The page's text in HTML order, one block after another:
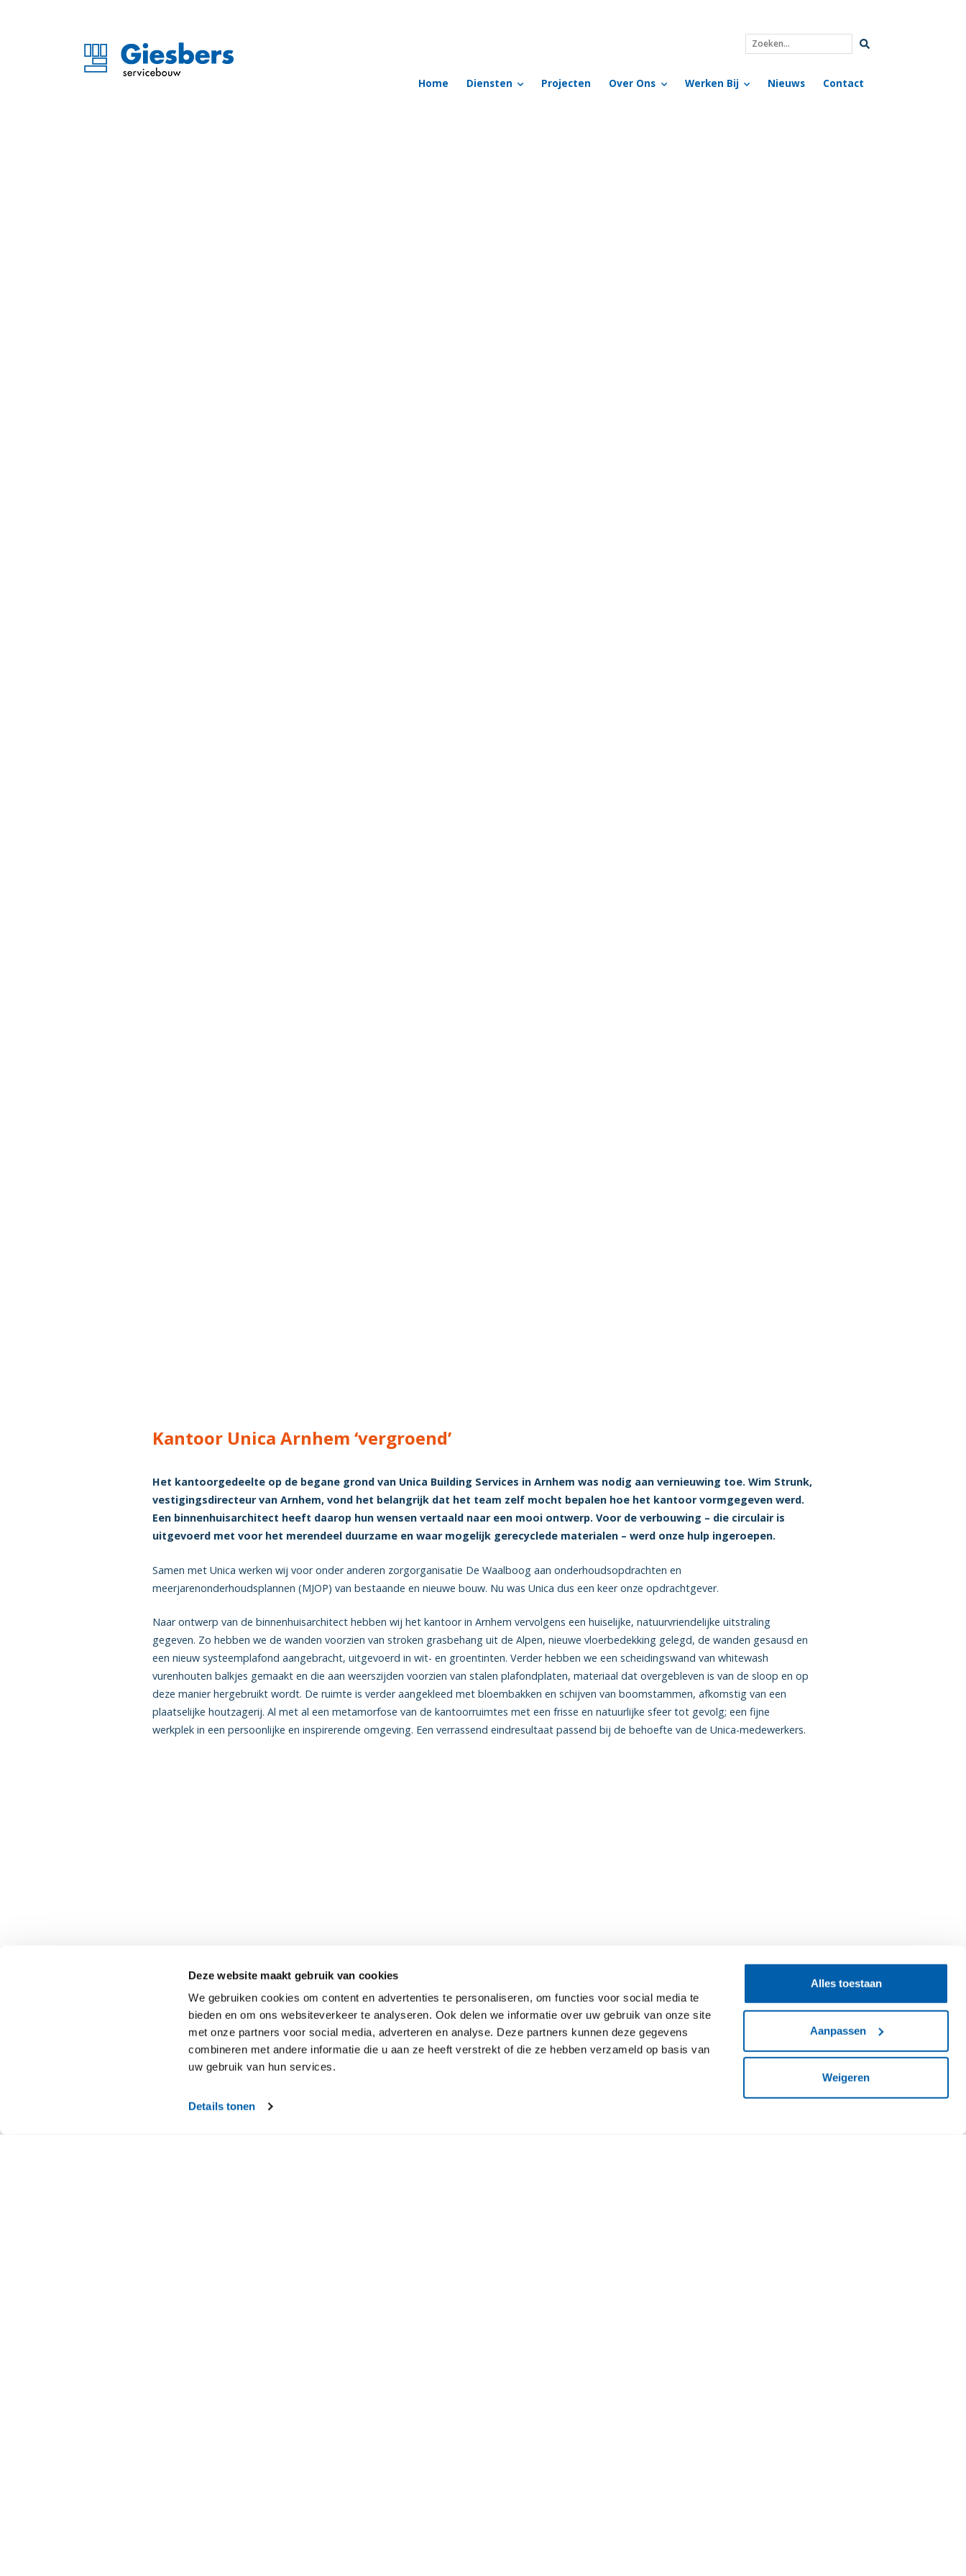
Deze website maakt gebruik van cookies
We gebruiken cookies om content en advertenties te personaliseren, om functies voor social media te
bieden en om ons websiteverkeer te analyseren. Ook delen we informatie over uw gebruik van onze site
met onze partners voor social media, adverteren en analyse. Deze partners kunnen deze gegevens
combineren met andere informatie die u aan ze heeft verstrekt of die ze hebben verzameld op basis van
uw gebruik van hun services.
Details tonen
Alles toestaan
Aanpassen
Weigeren
Zoeken...
Home Diensten Projecten Over Ons Werken Bij Nieuws Contact
Kantoor Unica Arnhem ‘vergroend’
Het kantoorgedeelte op de begane grond van Unica Building Services in Arnhem was nodig aan vernieuwing toe. Wim Strunk,
vestigingsdirecteur van Arnhem, vond het belangrijk dat het team zelf mocht bepalen hoe het kantoor vormgegeven werd.
Een binnenhuisarchitect heeft daarop hun wensen vertaald naar een mooi ontwerp. Voor de verbouwing – die circulair is
uitgevoerd met voor het merendeel duurzame en waar mogelijk gerecyclede materialen – werd onze hulp ingeroepen.
Samen met Unica werken wij voor onder anderen zorgorganisatie De Waalboog aan onderhoudsopdrachten en
meerjarenonderhoudsplannen (MJOP) van bestaande en nieuwe bouw. Nu was Unica dus een keer onze opdrachtgever.
Naar ontwerp van de binnenhuisarchitect hebben wij het kantoor in Arnhem vervolgens een huiselijke, natuurvriendelijke uitstraling
gegeven. Zo hebben we de wanden voorzien van stroken grasbehang uit de Alpen, nieuwe vloerbedekking gelegd, de wanden gesausd en
een nieuw systeemplafond aangebracht, uitgevoerd in wit- en groentinten. Verder hebben we een scheidingswand van whitewash
vurenhouten balkjes gemaakt en die aan weerszijden voorzien van stalen plafondplaten, materiaal dat overgebleven is van de sloop en op
deze manier hergebruikt wordt. De ruimte is verder aangekleed met bloembakken en schijven van boomstammen, afkomstig van een
plaatselijke houtzagerij. Al met al een metamorfose van de kantoorruimtes met een frisse en natuurlijke sfeer tot gevolg; een fijne
werkplek in een persoonlijke en inspirerende omgeving. Een verrassend eindresultaat passend bij de behoefte van de Unica-medewerkers.
Nachtelijke operatie in de binnenstad
van Arnhem
Terug naar
Nieuw op het menu: McDonalds